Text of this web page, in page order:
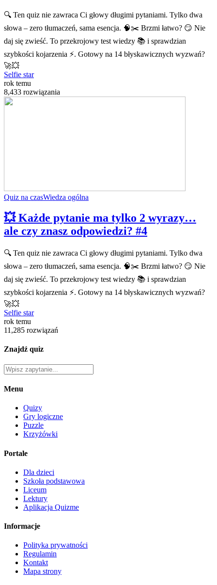
🔍 Ten quiz nie zawraca Ci głowy długimi pytaniami. Tylko dwa
słowa – zero tłumaczeń, sama esencja. 🧠✂️ Brzmi łatwo? 😏 Nie
daj się zwieść. To przekrojowy test wiedzy 📚 i sprawdzian
szybkości kojarzenia ⚡. Gotowy na 14 błyskawicznych wyzwań?
🚀💥
Selfie star
rok temu
8,433 rozwiązania
Quiz na czasWiedza ogólna
💥 Każde pytanie ma tylko 2 wyrazy…
ale czy znasz odpowiedzi? #4
🔍 Ten quiz nie zawraca Ci głowy długimi pytaniami. Tylko dwa
słowa – zero tłumaczeń, sama esencja. 🧠✂️ Brzmi łatwo? 😏 Nie
daj się zwieść. To przekrojowy test wiedzy 📚 i sprawdzian
szybkości kojarzenia ⚡. Gotowy na 14 błyskawicznych wyzwań?
🚀💥
Selfie star
rok temu
11,285 rozwiązań
Znajdź quiz
Menu
Quizy
Gry logiczne
Puzzle
Krzyżówki
Portale
Dla dzieci
Szkoła podstawowa
Liceum
Lektury
Aplikacja Quizme
Informacje
Polityka prywatności
Regulamin
Kontakt
Mapa strony